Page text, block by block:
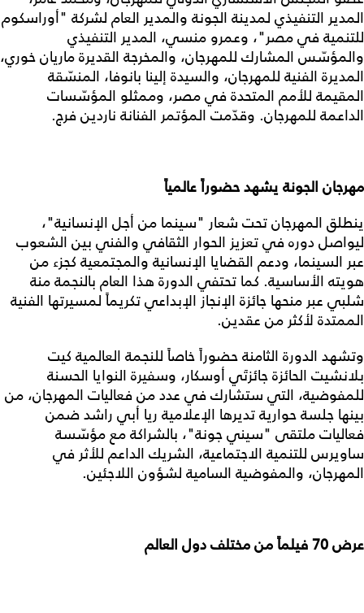
المدير التنفيذي لمدينة الجونة والمدير العام لشركة "أوراسكوم
للتنمية في مصر"، وعمرو منسي، المدير التنفيذي
والمؤسّس المشارك للمهرجان، والمخرجة القديرة ماريان خوري،
المديرة الفنية للمهرجان، والسيدة إلينا بانوفا، المنسّقة
المقيمة للأمم المتحدة في مصر، وممثلو المؤسّسات
الداعمة للمهرجان. وقدّمت المؤتمر الفنانة ناردين فرج.
مهرجان الجونة يشهد حضوراً عالمياً
ينطلق المهرجان تحت شعار "سينما من أجل الإنسانية"،
ليواصل دوره في تعزيز الحوار الثقافي والفني بين الشعوب
عبر السينما، ودعم القضايا الإنسانية والمجتمعية كجزء من
هويته الأساسية. كما تحتفي الدورة هذا العام بالنجمة منة
شلبي عبر منحها جائزة الإنجاز الإبداعي تكريماً لمسيرتها الفنية
الممتدة لأكثر من عقدين.
وتشهد الدورة الثامنة حضوراً خاصاً للنجمة العالمية كيت
بلانشيت الحائزة جائزتَي أوسكار، وسفيرة النوايا الحسنة
للمفوضية، التي ستشارك في عدد من فعاليات المهرجان، من
بينها جلسة حوارية تديرها الإعلامية ريا أبي راشد ضمن
فعاليات ملتقى "سيني جونة"، بالشراكة مع مؤسّسة
ساويرس للتنمية الاجتماعية، الشريك الداعم للأثر في
المهرجان، والمفوضية السامية لشؤون اللاجئين.
عرض 70 فيلماً من مختلف دول العالم